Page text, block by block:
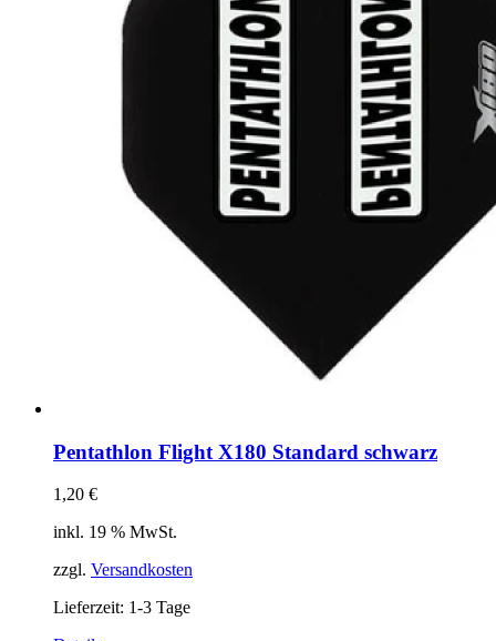
Pentathlon Flight X180 Standard schwarz
1,20 €
inkl. 19 % MwSt.
zzgl. Versandkosten
Lieferzeit: 1-3 Tage